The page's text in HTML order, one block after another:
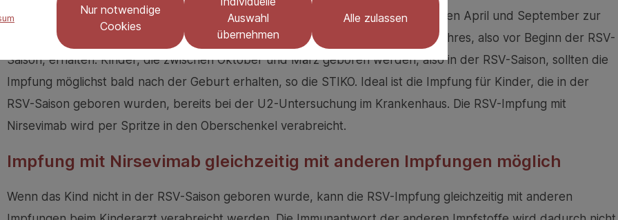
geboren wird, sollte Nirsevimab verabreicht werden. Kommen die Kinder zwischen April und September zur
Welt, sollten sie die Impfung laut STIKO möglichst im Herbst des ersten Lebensjahres, also vor Beginn der RSV-
Saison, erhalten. Kinder, die zwischen Oktober und März geboren werden, also in der RSV-Saison, sollten die
Impfung möglichst bald nach der Geburt erhalten, so die STIKO. Ideal ist die Impfung für Kinder, die in der
RSV-Saison geboren wurden, bereits bei der U2-Untersuchung im Krankenhaus. Die RSV-Impfung mit
Nirsevimab wird per Spritze in den Oberschenkel verabreicht.
Impfung mit Nirsevimab gleichzeitig mit anderen Impfungen möglich
Wenn das Kind nicht in der RSV-Saison geboren wurde, kann die RSV-Impfung gleichzeitig mit anderen
Nur notwendige
Cookies
Auswahl
übernehmen
Alle zulassen